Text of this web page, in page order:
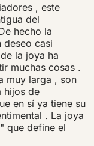
, este
del
hecho la
deseo casi
la joya ha
muchas cosas .
muy larga , son
hijos de
en sí ya tiene su
. La joya
que define el